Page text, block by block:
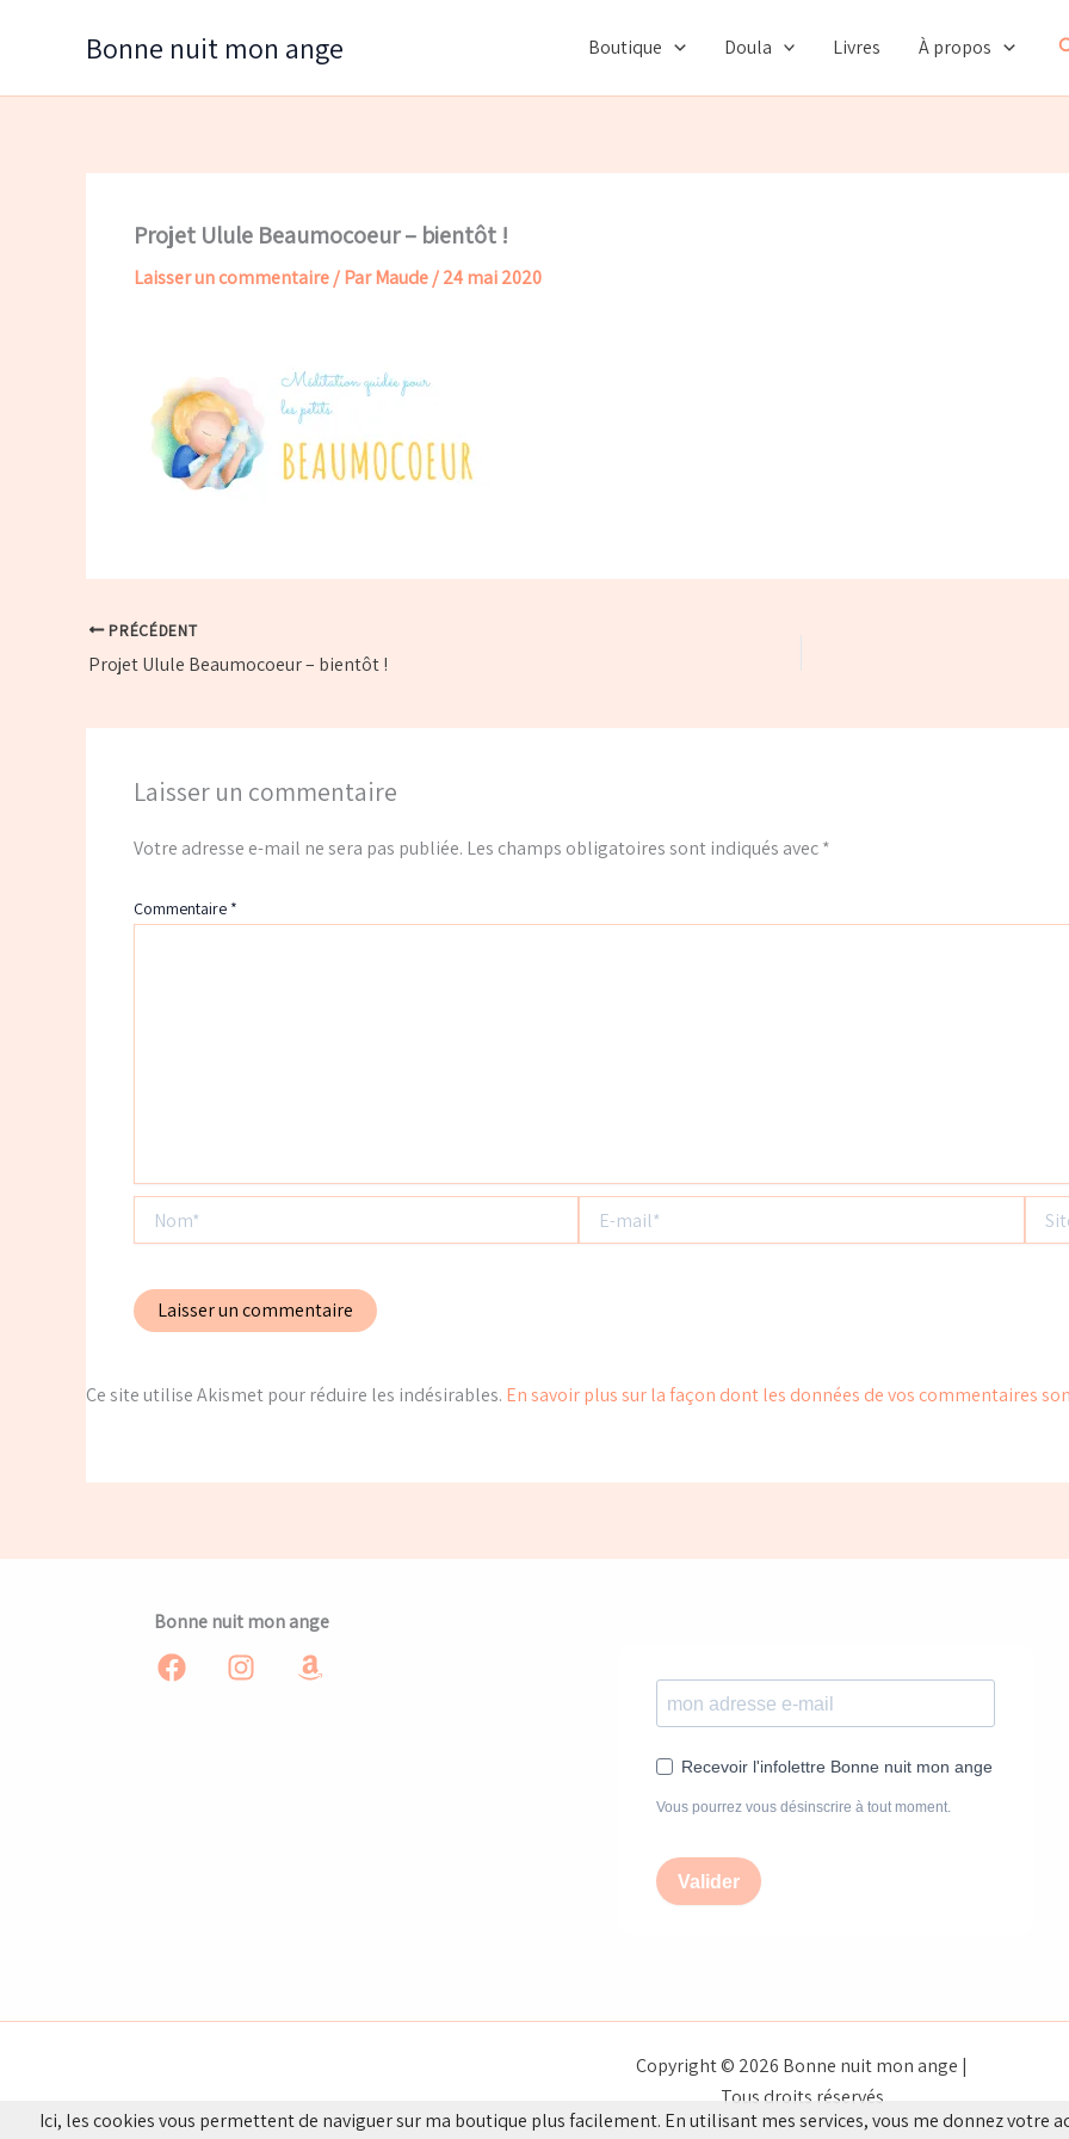
Bonne nuit mon ange Boutique Doula Livres À propos
Projet Ulule Beaumocoeur – bientôt !
Laisser un commentaire/ ParMaude/24 mai 2020
PRÉCÉDENT
Projet Ulule Beaumocoeur – bientôt !
Laisser un commentaire
Votre adresse e-mail ne sera pas publiée. Les champs obligatoires sont indiqués avec*
Commentaire *
mail*
Ce site utilise Akismet pour réduire les indésirables. En savoir plus sur la façon dont les données de vos commentaires
Bonne nuit mon ange
Recevoir l'infolettre Bonne nuit mon ange
Vous pourrez vous désinscrire à tout moment.
Valider
Copyright © 2026 Bonne nuit mon ange |
Tous droits réservés
Ici, les cookies vous permettent de naviguer sur ma boutique plus facilement. En utilisant mes services, vous me donnez votre